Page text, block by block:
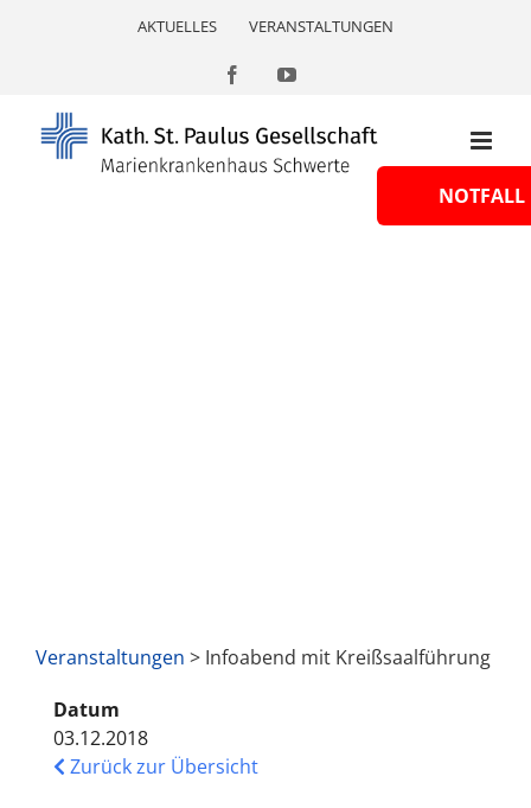
AKTUELLES VERANSTALTUNGEN
FacebookYouTube
Veranstaltungen > Infoabend mit Kreißsaalführung
Datum
03.12.2018
Zurück zur Übersicht
NOTFALL